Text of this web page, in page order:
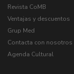
Revista CoMB
Ventajas y descuentos
Grup Med
Contacta con nosotros
Agenda Cultural